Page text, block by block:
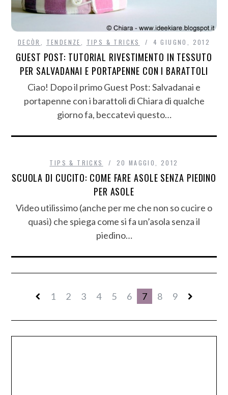
DECÒR TENDENZE TIPS & TRICKS 4 GIUGNO, 2012
GUEST POST: TUTORIAL RIVESTIMENTO IN TESSUTO
PER SALVADANAI E PORTAPENNE CON I BARATTOLI
Ciao! Dopo il primo Guest Post: Salvadanai e
portapenne con i barattoli di Chiara di qualche
giorno fa, beccatevi questo…
TIPS & TRICKS 20 MAGGIO, 2012
SCUOLA DI CUCITO: COME FARE ASOLE SENZA PIEDINO
PER ASOLE
Video utilissimo (anche per me che non so cucire o
quasi) che spiega come si fa un’asola senza il
piedino…
1 2 3 4 5 6 7 8 9